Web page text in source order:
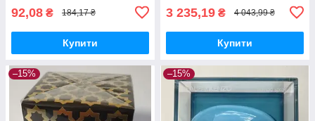
92,08 ₴ 184,17 ₴
Купити
3 235,19 ₴ 4 043,99 ₴
Купити
–15% –15%